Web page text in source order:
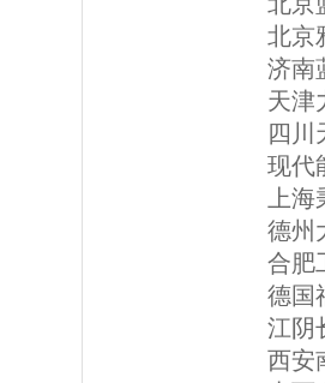
北京
济南
天津
四川
现代
上
德州
合肥
德国
江阴
西安